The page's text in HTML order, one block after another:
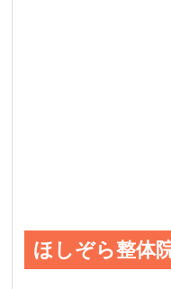
ほしぞら整体